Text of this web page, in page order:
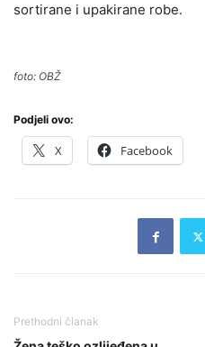
sortirane i upakirane robe.
foto: OBŽ
Podjeli ovo:
X Facebook
Prethodni članak